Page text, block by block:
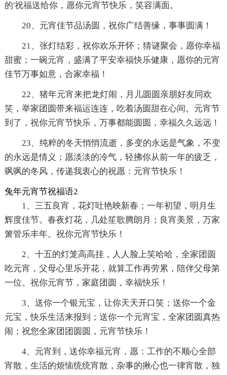
的'祝福送给你，愿你元宵节快乐，笑容满面。
20、元宵佳节品汤圆，祝你广结善缘，事事圆满！
21、张灯结彩，祝你欢乐开怀；猜谜聚会，愿你幸福
甜蜜；一碗元宵，盛满了平安幸福快乐健康，愿你的元宵
佳节万事如意，合家幸福！
22、猪年元宵来把龙灯闹，月儿圆圆亲朋好友同欢
笑，举家团圆带来福运连连，吃着汤圆甜在心间。元宵节
到了，祝你元宵节快乐，万事都能圆圆，幸福久久远远！
23、纯粹的冬天悄悄流逝，多变的永远是气象，不变
的永远是情义；愿淡淡的冷气，轻拂你从前一年的疲乏，
飒飒的冬风，传递我衷心的祝愿：元宵节快乐！
兔年元宵节祝福语2
1、三五良宵，花灯吐艳映新春；一年初望，明月生
辉度佳节。春夜灯花，几处笙歌腾朗月；良宵美景，万家
箫管乐丰年。祝你元宵节快乐！
2、十五的灯笼高高挂，人人脸上笑哈哈，全家团圆
吃元宵，父母心里乐开花，就算工作再劳累，陪伴父母第
一位。祝你元宵节，家庭团圆，幸福快乐！
3、送你一个银元宝，让你天天开口笑；送你一个金
元宝，快乐生活来报到；送你一个元宵宝，全家团圆真热
闹；祝您全家团团圆圆，元宵节快乐！
4、元宵到，送你幸福元宵，愿：工作的不顺心全部
宵散，生活的烦恼统统宵散，杂事的揪心也一律宵散，独